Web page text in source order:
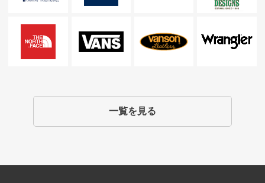
一覧を見る